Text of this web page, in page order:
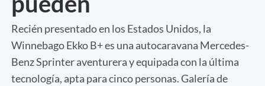
Recién presentado en los Estados Unidos, la
Winnebago Ekko B+ es una autocaravana Mercedes-
Benz Sprinter aventurera y equipada con la última
tecnología, apta para cinco personas. Galería de